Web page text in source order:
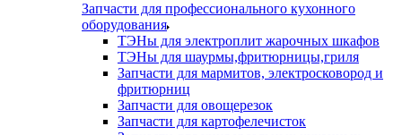
Запчасти для профессионального кухонного
оборудования
ТЭНы для электроплит жарочных шкафов
ТЭНы для шаурмы,фритюрницы,гриля
Запчасти для мармитов, электросковород и
фритюрниц
Запчасти для овощерезок
Запчасти для картофелечисток